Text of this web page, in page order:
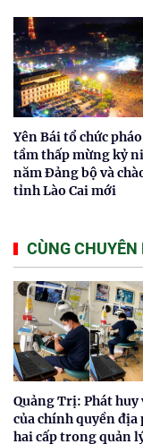
Yên Bái tổ chức
tầm thấp mừng kỷ
năm Đảng bộ và
tỉnh Lào Cai mới
CÙNG CHUYÊN
Quảng Trị: Phát
của chính quyền địa
hai cấp trong quản